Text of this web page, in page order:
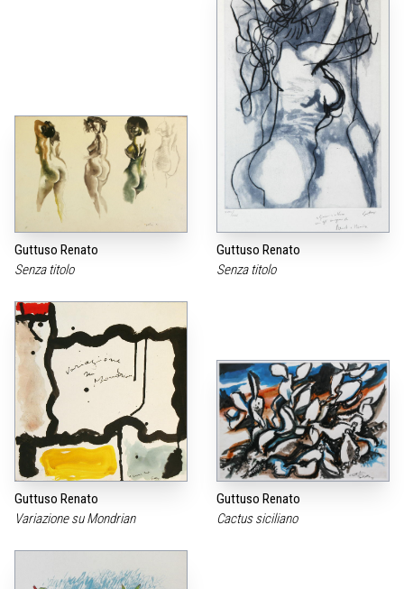
Guttuso Renato
Senza titolo
Guttuso Renato
Senza titolo
Guttuso Renato
Variazione su Mondrian
Guttuso Renato
Cactus siciliano